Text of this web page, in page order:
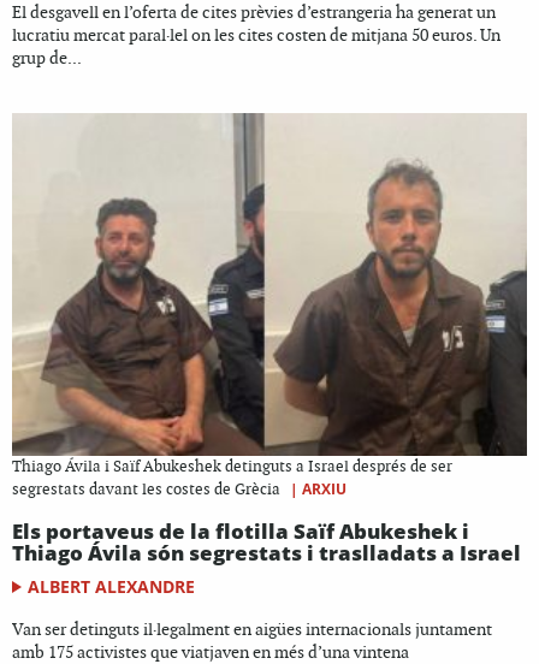
El desgavell en l’oferta de cites prèvies d’estrangeria ha generat un
lucratiu mercat paral·lel on les cites costen de mitjana 50 euros. Un
grup de...
Thiago Ávila i Saïf Abukeshek detinguts a Israel després de ser
segrestats davant les costes de Grècia
| ARXIU
Els portaveus de la flotilla Saïf Abukeshek i
Thiago Ávila són segrestats i traslladats a Israel
ALBERT ALEXANDRE
Van ser detinguts il·legalment en aigües internacionals juntament
amb 175 activistes que viatjaven en més d’una vintena